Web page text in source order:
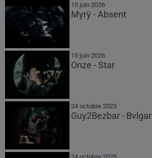
15 juin 2026
Myrÿ - Absent
15 juin 2026
Onze - Star
24 octobre 2025
Guy2Bezbar -